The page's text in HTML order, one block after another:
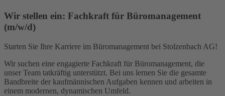
Wir stellen ein: Fachkraft für Büromanagement
(m/w/d)
Starten Sie Ihre Karriere im Büromanagement bei Stolzenbach AG!
Wir suchen eine engagierte Fachkraft für Büromanagement, die
unser Team tatkräftig unterstützt. Bei uns lernen Sie die gesamte
Bandbreite der kaufmännischen Aufgaben kennen und arbeiten in
einem modernen, dynamischen Umfeld.